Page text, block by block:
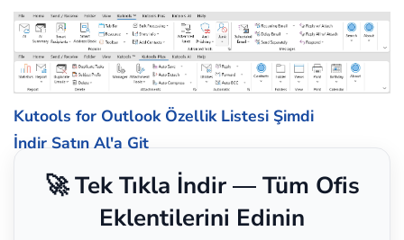
Kutools for Outlook Özellik Listesi Şimdi
İndir Satın Al'a Git
🚀 Tek Tıkla İndir — Tüm Ofis
Eklentilerini Edinin